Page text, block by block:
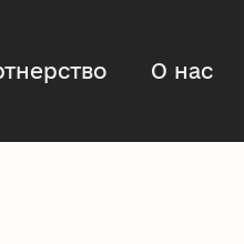
О нас